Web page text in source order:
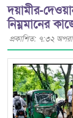
দয়ামীর-
নিম্নমানের
প্রকাশিত: ৭:৩২